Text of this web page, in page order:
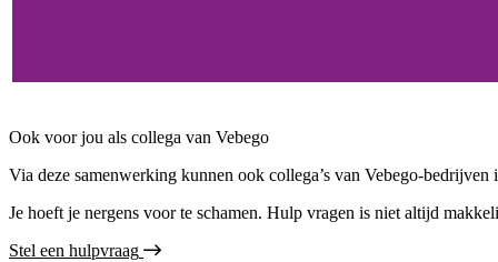
Ook voor jou als collega van Vebego
Via deze samenwerking kunnen ook collega’s van Vebego-
Je hoeft je nergens voor te schamen. Hulp vragen is niet altijd
Stel een hulpvraag